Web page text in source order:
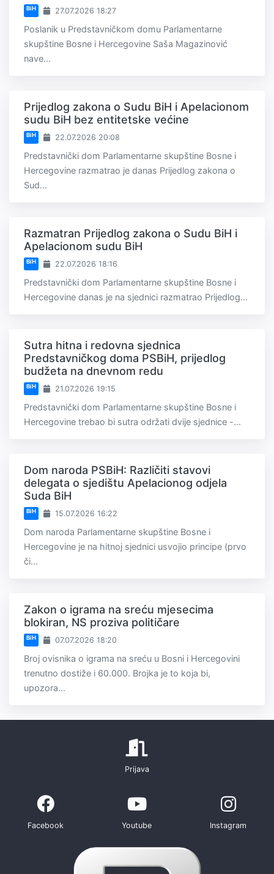
BiH 27.07.2026 18:27
Poslanik u Predstavničkom domu Parlamentarne
skupštine Bosne i Hercegovine Saša Magazinović
nave...
Prijedlog zakona o Sudu BiH i Apelacionom
sudu BiH bez entitetske većine
BiH 22.07.2026 20:08
Predstavnički dom Parlamentarne skupštine Bosne i
Hercegovine razmatrao je danas Prijedlog zakona o
Sud...
Razmatran Prijedlog zakona o Sudu BiH i
Apelacionom sudu BiH
BiH 22.07.2026 18:16
Predstavnički dom Parlamentarne skupštine Bosne i
Hercegovine danas je na sjednici razmatrao Prijedlog...
Sutra hitna i redovna sjednica
Predstavničkog doma PSBiH, prijedlog
budžeta na dnevnom redu
BiH 21.07.2026 19:15
Predstavnički dom Parlamentarne skupštine Bosne i
Hercegovine trebao bi sutra održati dvije sjednice -...
Dom naroda PSBiH: Različiti stavovi
delegata o sjedištu Apelacionog odjela
Suda BiH
BiH 15.07.2026 16:22
Dom naroda Parlamentarne skupštine Bosne i
Hercegovine je na hitnoj sjednici usvojio principe (prvo
či...
Zakon o igrama na sreću mjesecima
blokiran, NS proziva političare
BiH 07.07.2026 18:20
Broj ovisnika o igrama na sreću u Bosni i Hercegovini
trenutno dostiže i 60.000. Brojka je to koja bi,
upozora...
Prijava
Facebook Youtube Instagram